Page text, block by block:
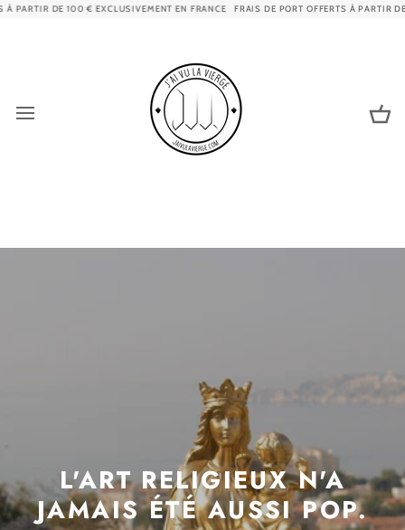
Passer
€ EXCLUSIVEMENT EN FRANCE FRAIS DE PORT OFFERTS À PARTIR DE 100 €
L'ART RELIGIEUX N'A
JAMAIS ÉTÉ AUSSI POP.